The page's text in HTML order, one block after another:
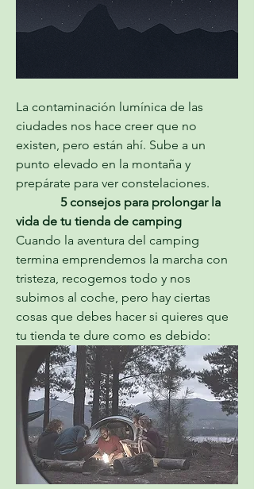
La contaminación lumínica de las
ciudades nos hace creer que no
existen, pero están ahí. Sube a un
punto elevado en la montaña y
prepárate para ver constelaciones.
vida de tu tienda de camping
Cuando la aventura del camping
termina emprendemos la marcha con
tristeza, recogemos todo y nos
subimos al coche, pero hay ciertas
cosas que debes hacer si quieres que
tu tienda te dure como es debido: